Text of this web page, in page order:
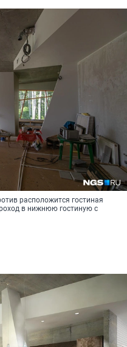
расположится гостиная
в нижнюю гостиную с